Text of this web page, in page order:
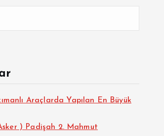
Araçlarda Yapılan En Büyük
) Padişah 2. Mahmut